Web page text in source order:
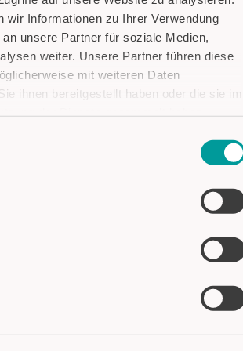
wir Informationen zu Ihrer Verwendung
unsere Partner für soziale Medien,
weiter. Unsere Partner führen diese
mit weiteren Daten
ihnen bereitgestellt haben oder die sie im
PRODUKTE